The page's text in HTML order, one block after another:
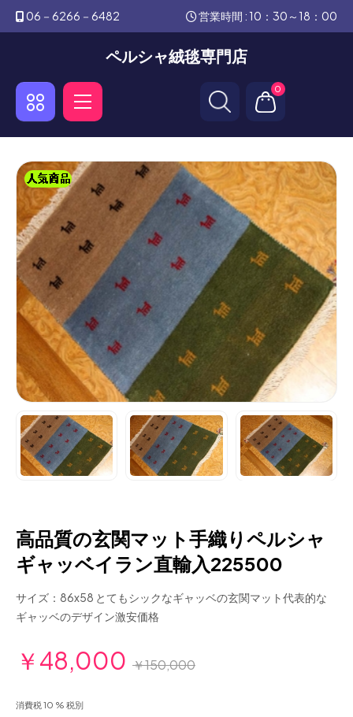
06－6266－6482 営業時間 : 10：30～18：00
ペルシャ絨毯専門店
0
高品質の玄関マット手織りペルシャ
ギャッベイラン直輸入225500
サイズ：86x58 とてもシックなギャッベの玄関マット代表的な
ギャッベのデザイン激安価格
￥48,000 ￥150,000
消費税 10 % 税別